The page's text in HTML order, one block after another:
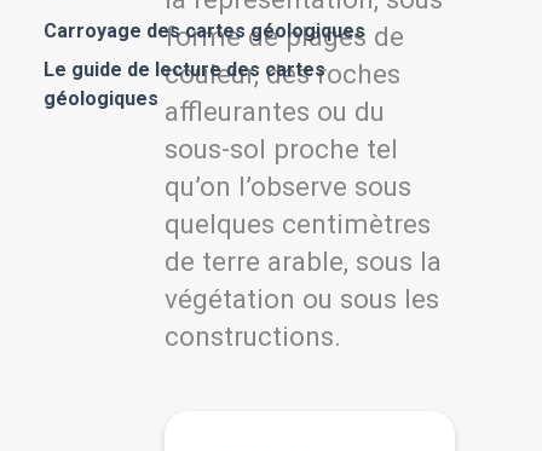
Carroyage des cartes géologiques
Le guide de lecture des cartes
géologiques
forme de plages de
couleur, des roches
affleurantes ou du
sous-sol proche tel
qu’on l’observe sous
quelques centimètres
de terre arable, sous la
végétation ou sous les
constructions.